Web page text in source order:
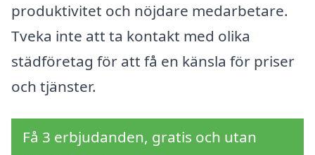
produktivitet och nöjdare medarbetare.
Tveka inte att ta kontakt med olika
städföretag för att få en känsla för priser
och tjänster.
Få 3 erbjudanden, gratis och utan